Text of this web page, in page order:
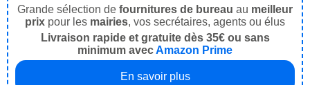
Grande sélection de fournitures de bureau au meilleur
prix pour les mairies, vos secrétaires, agents ou élus
Livraison rapide et gratuite dès 35€ ou sans
minimum avecAmazon Prime
En savoir plus